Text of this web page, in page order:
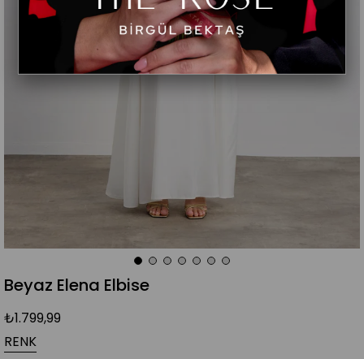
Beyaz Elena Elbise
₺1.799,99
RENK